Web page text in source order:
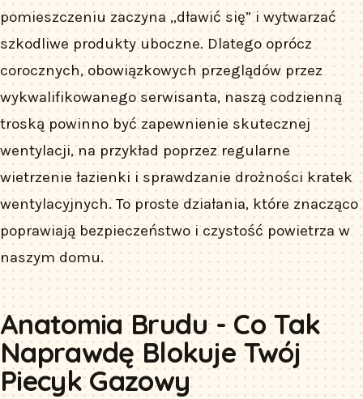
pomieszczeniu zaczyna „dławić się” i wytwarzać
szkodliwe produkty uboczne. Dlatego oprócz
corocznych, obowiązkowych przeglądów przez
wykwalifikowanego serwisanta, naszą codzienną
troską powinno być zapewnienie skutecznej
wentylacji, na przykład poprzez regularne
wietrzenie łazienki i sprawdzanie drożności kratek
wentylacyjnych. To proste działania, które znacząco
poprawiają bezpieczeństwo i czystość powietrza w
naszym domu.
Anatomia Brudu - Co Tak
Naprawdę Blokuje Twój
Piecyk Gazowy